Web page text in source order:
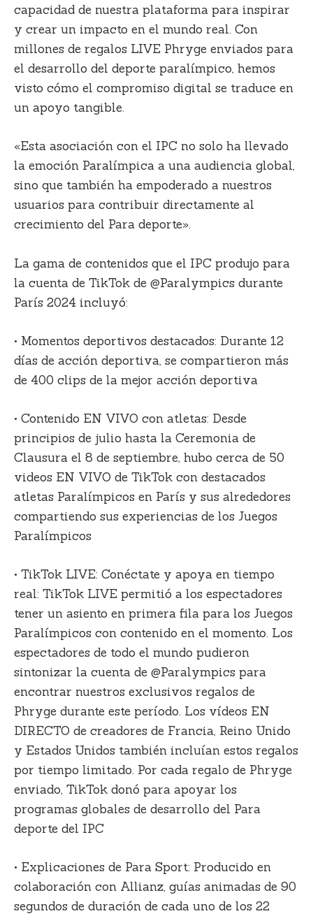
capacidad de nuestra plataforma para inspirar
y crear un impacto en el mundo real. Con
millones de regalos LIVE Phryge enviados para
el desarrollo del deporte paralímpico, hemos
visto cómo el compromiso digital se traduce en
un apoyo tangible.
«Esta asociación con el IPC no solo ha llevado
la emoción Paralímpica a una audiencia global,
sino que también ha empoderado a nuestros
usuarios para contribuir directamente al
crecimiento del Para deporte».
La gama de contenidos que el IPC produjo para
la cuenta de TikTok de @Paralympics durante
París 2024 incluyó:
• Momentos deportivos destacados: Durante 12
días de acción deportiva, se compartieron más
de 400 clips de la mejor acción deportiva
• Contenido EN VIVO con atletas: Desde
principios de julio hasta la Ceremonia de
Clausura el 8 de septiembre, hubo cerca de 50
videos EN VIVO de TikTok con destacados
atletas Paralímpicos en París y sus alrededores
compartiendo sus experiencias de los Juegos
Paralímpicos
• TikTok LIVE: Conéctate y apoya en tiempo
real: TikTok LIVE permitió a los espectadores
tener un asiento en primera fila para los Juegos
Paralímpicos con contenido en el momento. Los
espectadores de todo el mundo pudieron
sintonizar la cuenta de @Paralympics para
encontrar nuestros exclusivos regalos de
Phryge durante este período. Los vídeos EN
DIRECTO de creadores de Francia, Reino Unido
y Estados Unidos también incluían estos regalos
por tiempo limitado. Por cada regalo de Phryge
enviado, TikTok donó para apoyar los
programas globales de desarrollo del Para
deporte del IPC
• Explicaciones de Para Sport: Producido en
colaboración con Allianz, guías animadas de 90
segundos de duración de cada uno de los 22